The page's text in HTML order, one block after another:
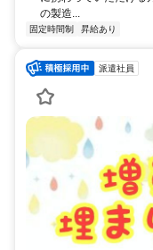
の製造...
固定時間制 昇給あり
派遣社員